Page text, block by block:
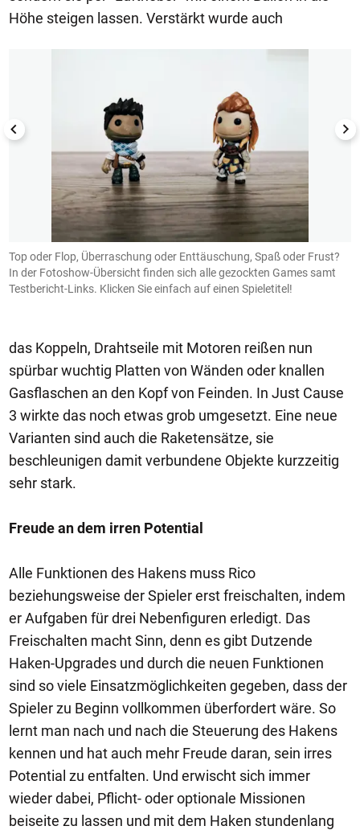
Höhe steigen lassen. Verstärkt wurde auch
1/50
Top oder Flop, Überraschung oder Enttäuschung, Spaß oder Frust?
In der Fotoshow-Übersicht finden sich alle gezockten Games samt
Testbericht-Links. Klicken Sie einfach auf einen Spieletitel!
das Koppeln, Drahtseile mit Motoren reißen nun
spürbar wuchtig Platten von Wänden oder knallen
Gasflaschen an den Kopf von Feinden. In Just Cause
3 wirkte das noch etwas grob umgesetzt. Eine neue
Varianten sind auch die Raketensätze, sie
beschleunigen damit verbundene Objekte kurzzeitig
sehr stark.
Freude an dem irren Potential
Alle Funktionen des Hakens muss Rico
beziehungsweise der Spieler erst freischalten, indem
er Aufgaben für drei Nebenfiguren erledigt. Das
Freischalten macht Sinn, denn es gibt Dutzende
Haken-Upgrades und durch die neuen Funktionen
sind so viele Einsatzmöglichkeiten gegeben, dass der
Spieler zu Beginn vollkommen überfordert wäre. So
lernt man nach und nach die Steuerung des Hakens
kennen und hat auch mehr Freude daran, sein irres
Potential zu entfalten. Und erwischt sich immer
wieder dabei, Pflicht- oder optionale Missionen
beiseite zu lassen und mit dem Haken stundenlang